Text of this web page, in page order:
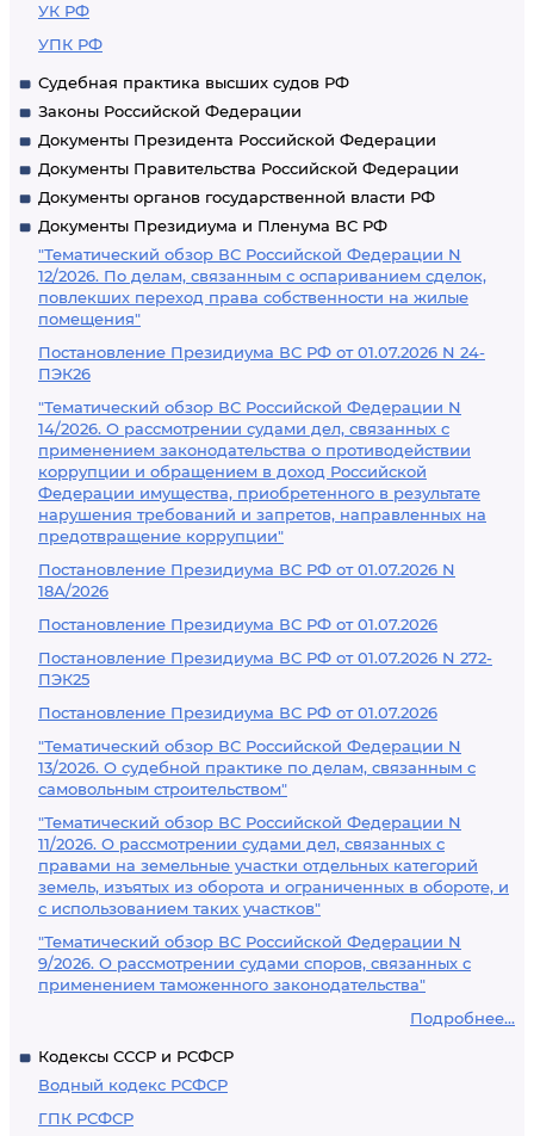
УК РФ
УПК РФ
Судебная практика высших судов РФ
Законы Российской Федерации
Документы Президента Российской Федерации
Документы Правительства Российской Федерации
Документы органов государственной власти РФ
Документы Президиума и Пленума ВС РФ
"Тематический обзор ВС Российской Федерации N
12/2026. По делам, связанным с оспариванием сделок,
повлекших переход права собственности на жилые
помещения"
Постановление Президиума ВС РФ от 01.07.2026 N 24-
ПЭК26
"Тематический обзор ВС Российской Федерации N
14/2026. О рассмотрении судами дел, связанных с
применением законодательства о противодействии
коррупции и обращением в доход Российской
Федерации имущества, приобретенного в результате
нарушения требований и запретов, направленных на
предотвращение коррупции"
Постановление Президиума ВС РФ от 01.07.2026 N
18А/2026
Постановление Президиума ВС РФ от 01.07.2026
Постановление Президиума ВС РФ от 01.07.2026 N 272-
ПЭК25
Постановление Президиума ВС РФ от 01.07.2026
"Тематический обзор ВС Российской Федерации N
13/2026. О судебной практике по делам, связанным с
самовольным строительством"
"Тематический обзор ВС Российской Федерации N
11/2026. О рассмотрении судами дел, связанных с
правами на земельные участки отдельных категорий
земель, изъятых из оборота и ограниченных в обороте, и
с использованием таких участков"
"Тематический обзор ВС Российской Федерации N
9/2026. О рассмотрении судами споров, связанных с
применением таможенного законодательства"
Подробнее...
Кодексы СССР и РСФСР
Водный кодекс РСФСР
ГПК РСФСР